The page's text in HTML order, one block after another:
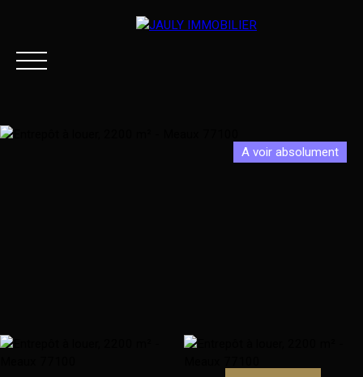
A voir absolument